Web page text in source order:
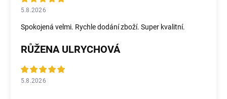
5.8.2026
Spokojená velmi. Rychle dodání zboží. Super kvalitní.
RŮŽENA ULRYCHOVÁ
5.8.2026